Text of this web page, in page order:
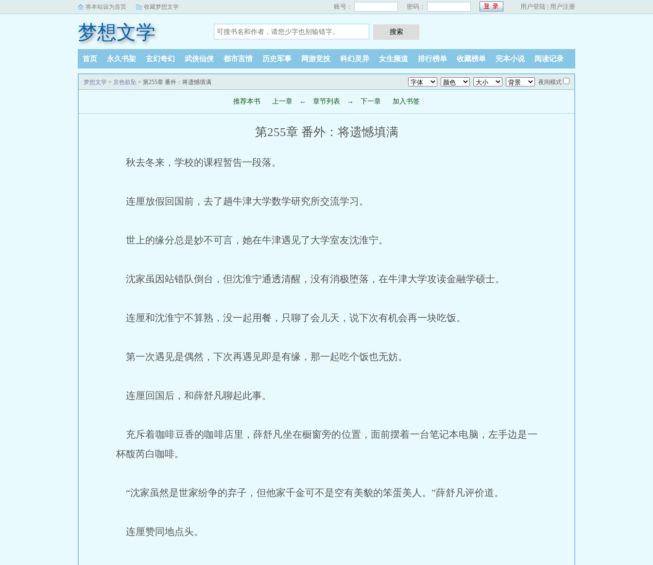
将本站设为首页 收藏梦想文学 账号： 密码： 用户登陆 | 用户注册
梦想文学
首页 永久书架 玄幻奇幻 武侠仙侠 都市言情 历史军事 网游竞技 科幻灵异 女生频道 排行榜单 收藏榜单 完本小说 阅读记录
梦想文学 > 京色欲坠 > 第255章 番外：将遗憾填满 夜间模式
推荐本书 上一章 ← 章节列表 → 下一章 加入书签
第255章 番外：将遗憾填满
秋去冬来，学校的课程暂告一段落。
连厘放假回国前，去了趟牛津大学数学研究所交流学习。
世上的缘分总是妙不可言，她在牛津遇见了大学室友沈淮宁。
沈家虽因站错队倒台，但沈淮宁通透清醒，没有消极堕落，在牛津大学攻读金融学硕士。
连厘和沈淮宁不算熟，没一起用餐，只聊了会儿天，说下次有机会再一块吃饭。
第一次遇见是偶然，下次再遇见即是有缘，那一起吃个饭也无妨。
连厘回国后，和薛舒凡聊起此事。
充斥着咖啡豆香的咖啡店里，薛舒凡坐在橱窗旁的位置，面前摆着一台笔记本电脑，左手边是一
杯馥芮白咖啡。
“沈家虽然是世家纷争的弃子，但他家千金可不是空有美貌的笨蛋美人。”薛舒凡评价道。
连厘赞同地点头。